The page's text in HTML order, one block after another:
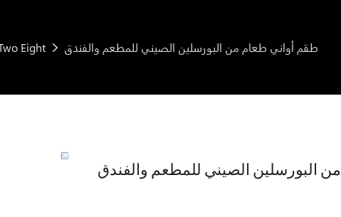
Eight طقم أواني طعام من البورسلين الصيني للمطعم والفندق
البورسلين الصيني للمطعم والفندق